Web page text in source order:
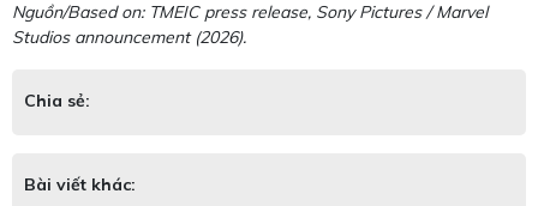
Nguồn/Based on: TMEIC press release, Sony Pictures / Marvel
Studios announcement (2026).
Chia sẻ:
Bài viết khác: